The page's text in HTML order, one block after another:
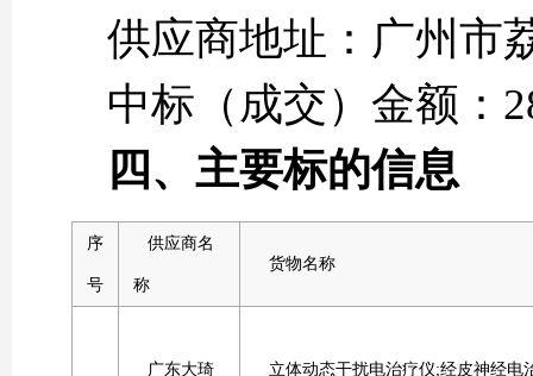
供应商地址：广州市
中标（成交）金额：
四、主要标的信息
序
号
供应商名
称
货物名称
广东大琦 立体动态干扰电治疗仪;经皮神经电